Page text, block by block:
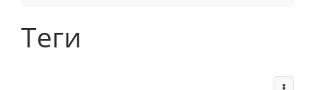
Теги